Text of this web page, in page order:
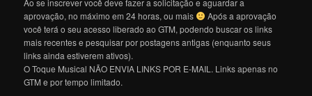
Ao se inscrever você deve fazer a solicitação e aguardar a
aprovação, no máximo em 24 horas, ou mais
Após a aprovação
você terá o seu acesso liberado ao GTM, podendo buscar os links
mais recentes e pesquisar por postagens antigas (enquanto seus
links ainda estiverem ativos).
O Toque Musical NÃO ENVIA LINKS POR E-MAIL. Links apenas no
GTM e por tempo limitado.